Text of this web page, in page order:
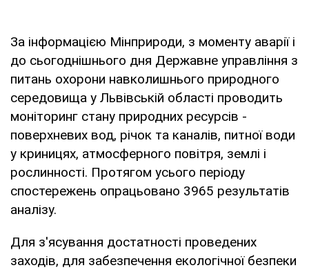
За інформацією Мінприроди, з моменту аварії і
до сьогоднішнього дня Державне управління з
питань охорони навколишнього природного
середовища у Львівській області проводить
моніторинг стану природних ресурсів -
поверхневих вод, річок та каналів, питної води
у криницях, атмосферного повітря, землі і
рослинності. Протягом усього періоду
спостережень опрацьовано 3965 результатів
аналізу.
Для з'ясування достатності проведених
заходів, для забезпечення екологічної безпеки